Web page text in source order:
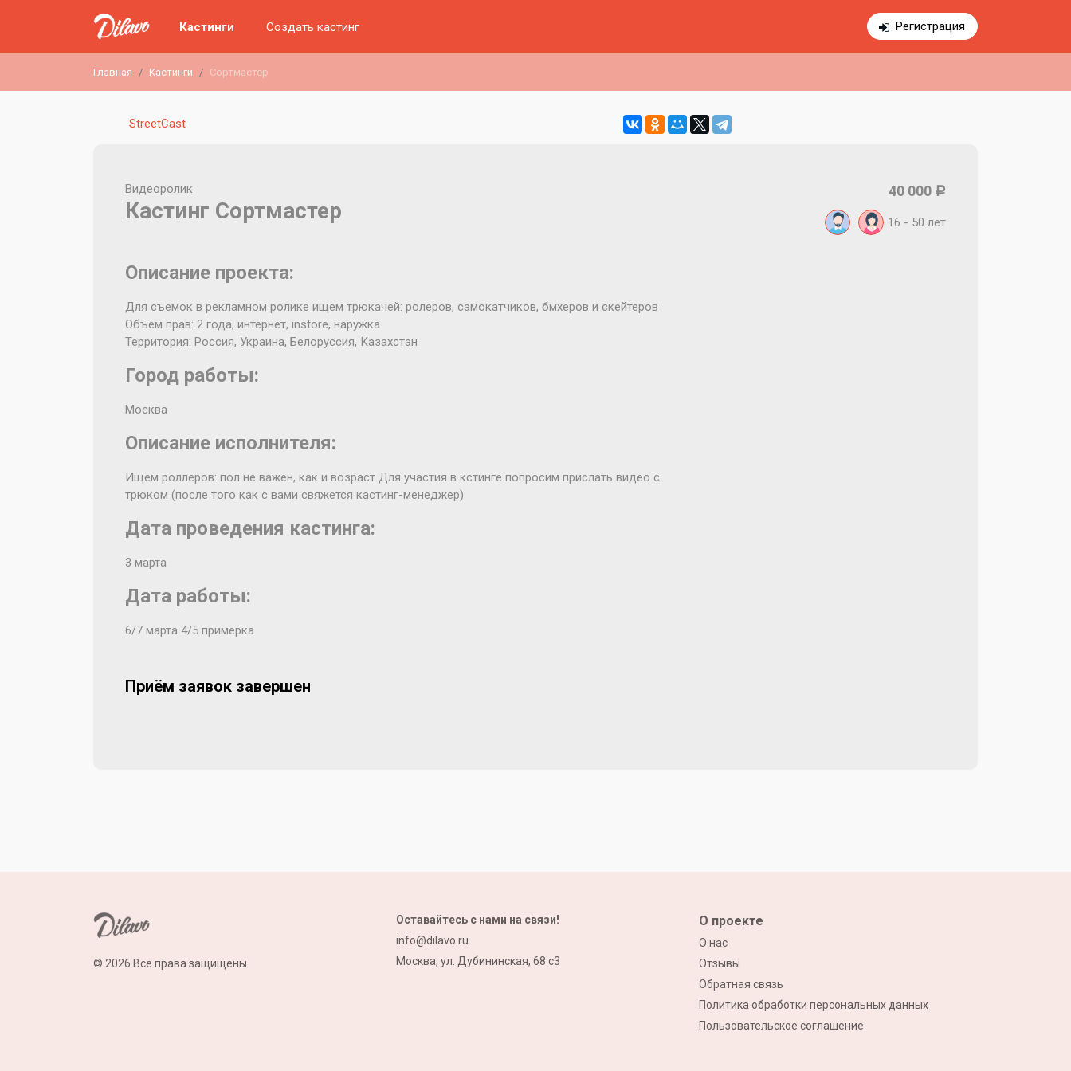
Регистрация
Кастинги Создать кастинг
Главная Кастинги Сортмастер
StreetCast
Видеоролик
Кастинг Сортмастер
40 000 Р
16 - 50 лет
Описание проекта:
Для съемок в рекламном ролике ищем трюкачей: ролеров, самокатчиков, бмхеров и скейтеров
Объем прав: 2 года, интернет, instore, наружка
Территория: Россия, Украина, Белоруссия, Казахстан
Город работы:
Москва
Описание исполнителя:
Ищем роллеров: пол не важен, как и возраст Для участия в кстинге попросим прислать видео с
трюком (после того как с вами свяжется кастинг-менеджер)
Дата проведения кастинга:
3 марта
Дата работы:
6/7 марта 4/5 примерка
Приём заявок завершен
© 2026 Все права защищены
О проекте
О нас
Отзывы
Обратная связь
Политика обработки персональных данных
Пользовательское соглашение
Оставайтесь с нами на связи!
info@dilavo.ru
Москва, ул. Дубининская, 68 с3